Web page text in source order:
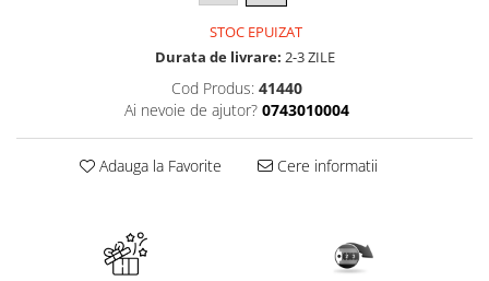
STOC EPUIZAT
Durata de livrare: 2-3 ZILE
Cod Produs: 41440
Ai nevoie de ajutor? 0743010004
Adauga la Favorite Cere informatii